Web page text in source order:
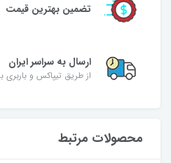
تضمین بهترین قیمت
ارسال به سراسر ایران
از طریق تیپاکس و
محصولات مرتبط